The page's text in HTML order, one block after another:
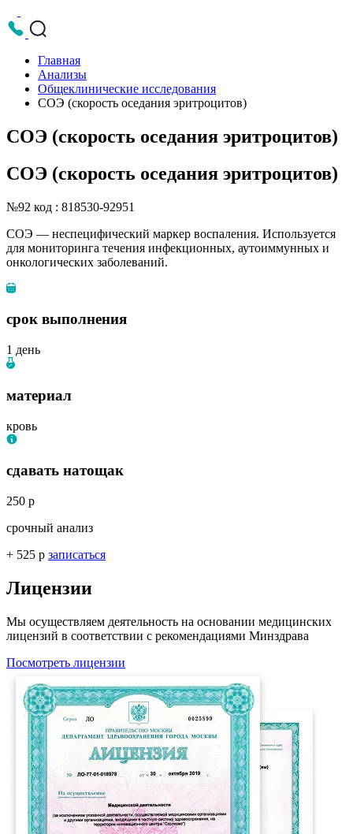
Главная
Анализы
Общеклинические исследования
СОЭ (скорость оседания эритроцитов)
СОЭ (скорость оседания эритроцитов)
СОЭ (скорость оседания эритроцитов)
№92 код : 818530-92951
СОЭ — неспецифический маркер воспаления. Используется
для мониторинга течения инфекционных, аутоиммунных и
онкологических заболеваний.
срок выполнения
1 день
материал
кровь
сдавать натощак
250 р
срочный анализ
+ 525 р записаться
Лицензии
Мы осуществляем деятельность на основании медицинских
лицензий в соответствии с рекомендациями Минздрава
Посмотреть лицензии